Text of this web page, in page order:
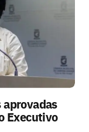
aprovadas
Executivo